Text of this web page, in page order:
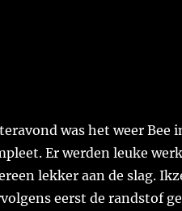
was het weer Bee
Er werden leuke
lekker aan de slag.
eerst de randstof